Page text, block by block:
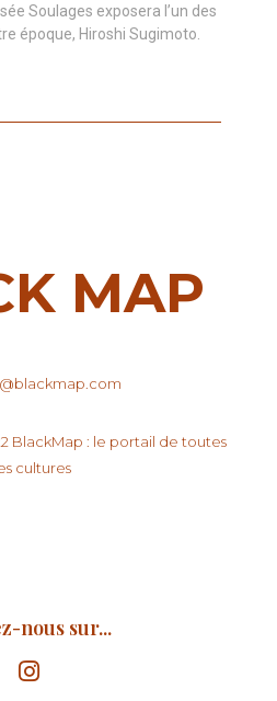
Soulages exposera l’un des
époque, Hiroshi Sugimoto.
MAP
BlackMap : le portail de toutes
cultures
nous sur...